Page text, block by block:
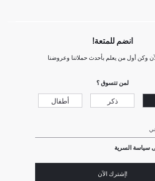
انضم للمتعة!
وكن أول من يعلم بأحدث حملاتنا وعروضنا
لمن تتسوق ؟
ذكر أطفال
سياسة السرية
!إشترك الآن